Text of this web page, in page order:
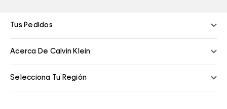
Tus Pedidos
Acerca De Calvin Klein
Selecciona Tu Región